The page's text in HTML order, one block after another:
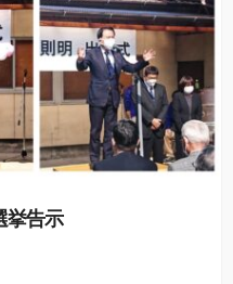
挙告示